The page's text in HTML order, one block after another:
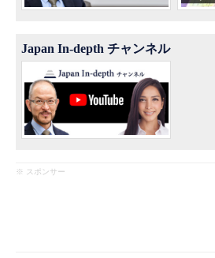
Japan In-depth チャンネル
※ スポンサー